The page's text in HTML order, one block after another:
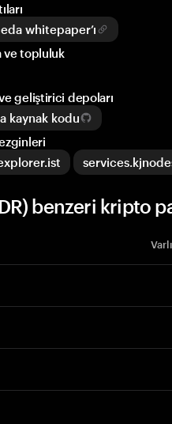
whitepaper’ı
ve topluluk
geliştirici depoları
kaynak kodu
benzeri kripto